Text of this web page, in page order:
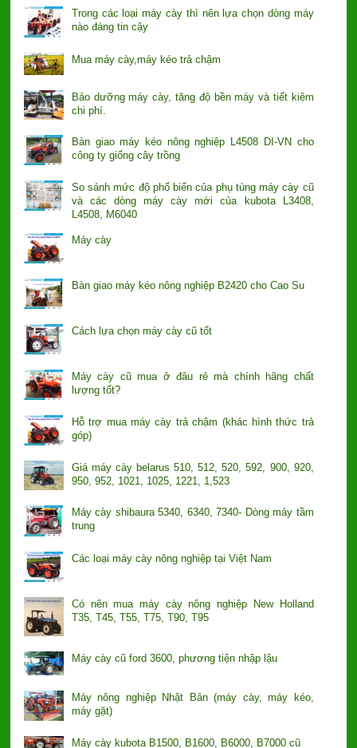
Trong các loại máy cày thì nên lựa chọn dòng máy
nào đáng tin cậy
Mua máy cày,máy kéo trả chậm
Bảo dưỡng máy cày, tăng độ bền máy và tiết kiệm
chi phí.
Bàn giao máy kéo nông nghiệp L4508 DI-VN cho
công ty giống cây trồng
So sánh mức độ phổ biến của phụ tùng máy cày cũ
và các dòng máy cày mới của kubota L3408,
L4508, M6040
Máy cày
Bàn giao máy kéo nông nghiệp B2420 cho Cao Su
Cách lựa chọn máy cày cũ tốt
Máy cày cũ mua ở đâu rẻ mà chính hãng chất
lượng tốt?
Hỗ trợ mua máy cày trả chậm (khác hình thức trả
góp)
Giá máy cày belarus 510, 512, 520, 592, 900, 920,
950, 952, 1021, 1025, 1221, 1,523
Máy cày shibaura 5340, 6340, 7340- Dòng máy tầm
trung
Các loại máy cày nông nghiệp tại Việt Nam
Có nên mua máy cày nông nghiệp New Holland
T35, T45, T55, T75, T90, T95
Máy cày cũ ford 3600, phương tiện nhập lậu
Máy nông nghiệp Nhật Bản (máy cày, máy kéo,
máy gặt)
Máy cày kubota B1500, B1600, B6000, B7000 cũ